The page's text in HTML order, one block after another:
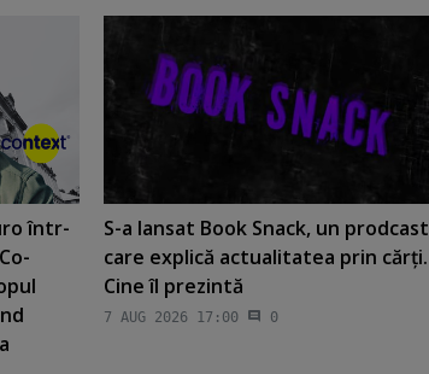
într-
S-a lansat Book Snack, un prodcast
care explică actualitatea prin cărţi.
Cine îl prezintă
7 AUG 2026 17:00 0